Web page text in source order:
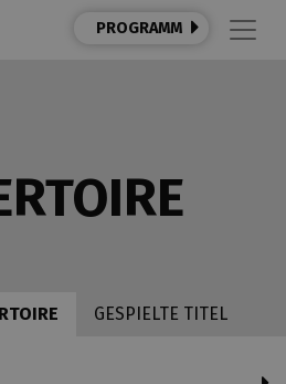
PROGRAMM
GESPIELTE TITEL